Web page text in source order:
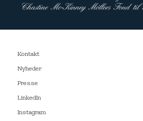
Kontakt
Nyheder
Presse
LinkedIn
Instagram